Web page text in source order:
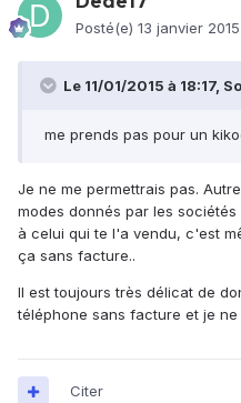
Posté(e) 13 janvier 2015
Le 11/01/2015 à 18:17,
me prends pas pour un
Je ne me permettrais pas.
modes donnés par les
à celui qui te l'a vendu, c'est
ça sans facture..
Il est toujours très délicat de
téléphone sans facture et je
Citer